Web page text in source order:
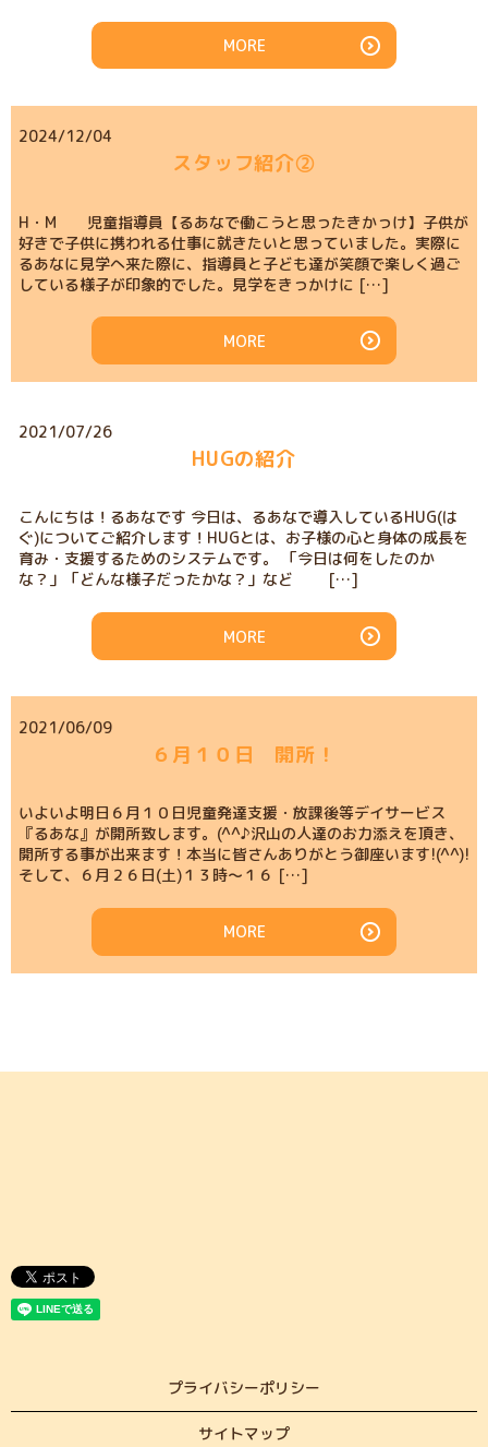
MORE
2024/12/04
スタッフ紹介②
H・M 児童指導員【るあなで働こうと思ったきかっけ】子供が
好きで子供に携われる仕事に就きたいと思っていました。実際に
るあなに見学へ来た際に、指導員と子ども達が笑顔で楽しく過ご
している様子が印象的でした。見学をきっかけに […]
MORE
2021/07/26
HUGの紹介
こんにちは！るあなです 今日は、るあなで導入しているHUG(は
ぐ)についてご紹介します！HUGとは、お子様の心と身体の成長を
育み・支援するためのシステムです。 「今日は何をしたのか
な？」「どんな様子だったかな？」など […]
MORE
2021/06/09
６月１０日 開所！
いよいよ明日６月１０日児童発達支援・放課後等デイサービス
『るあな』が開所致します。(^^♪沢山の人達のお力添えを頂き、
開所する事が出来ます！本当に皆さんありがとう御座います!(^^)!
そして、６月２６日(土)１３時～１６ […]
MORE
プライバシーポリシー
サイトマップ